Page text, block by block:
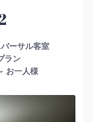
ーサル客室
ラン
お一人様